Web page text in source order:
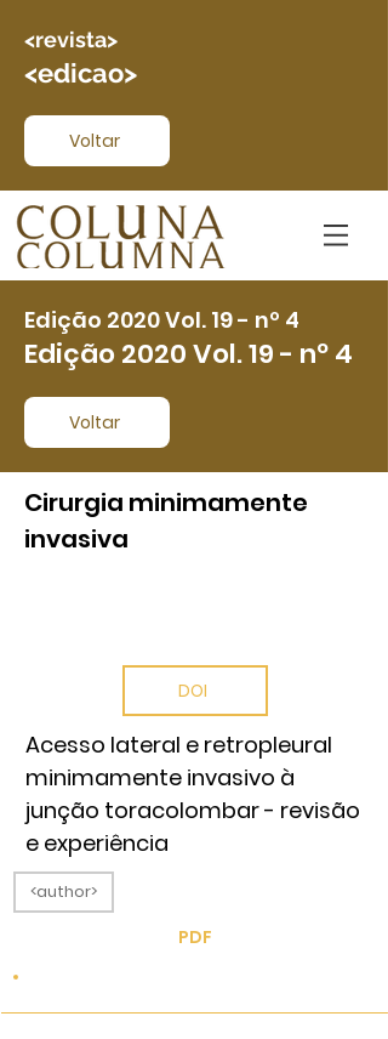
<revista>
<edicao>
Voltar
Edição 2020 Vol. 19 - nº 4
Edição 2020 Vol. 19 - nº 4
Voltar
Cirurgia minimamente
invasiva
Acesso lateral e retropleural
minimamente invasivo à
junção toracolombar - revisão
e experiência
PDF
DOI
<author>